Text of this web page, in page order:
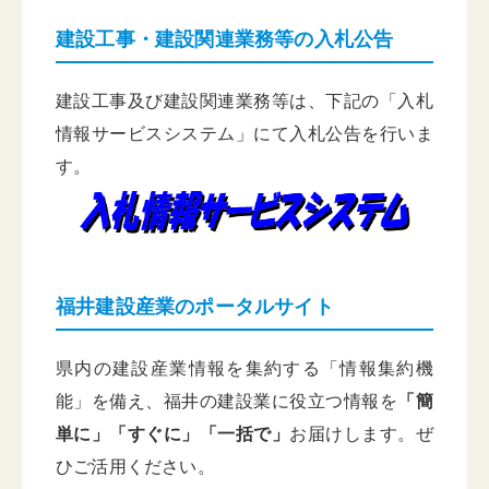
建設工事・建設関連業務等の入札公告
建設工事及び建設関連業務等は、下記の「入札
情報サービスシステム」にて入札公告を行いま
す。
福井建設産業のポータルサイト
県内の建設産業情報を集約する「情報集約機
能」を備え、福井の建設業に役立つ情報を 「簡
単に」「すぐに」「一括で」 お届けします。ぜ
ひご活用ください。